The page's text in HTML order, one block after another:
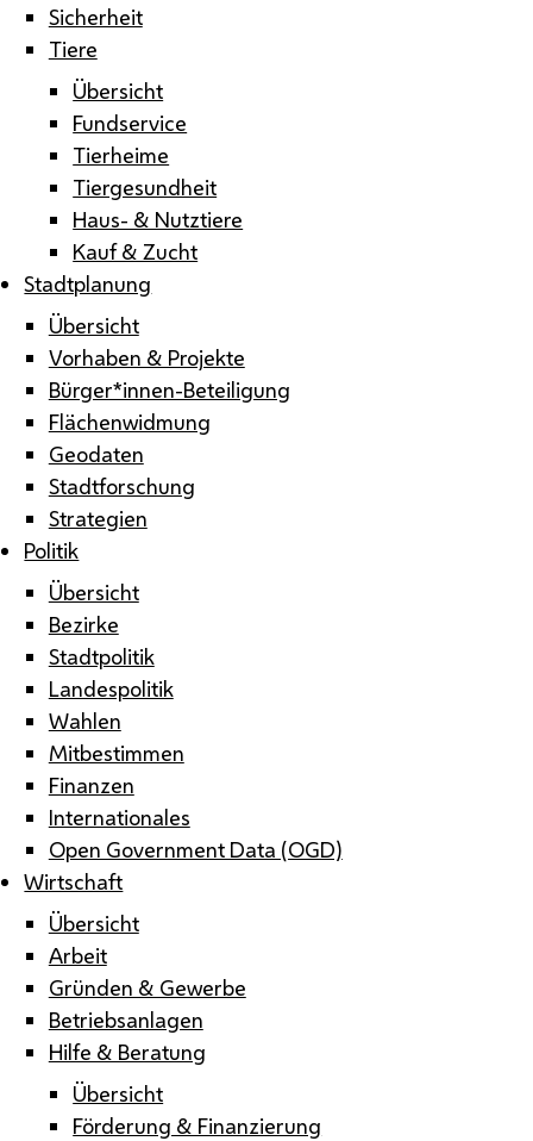
Sicherheit
Tiere
Übersicht
Fundservice
Tierheime
Tiergesundheit
Haus- & Nutztiere
Kauf & Zucht
Stadtplanung
Übersicht
Vorhaben & Projekte
Bürger*innen-Beteiligung
Flächenwidmung
Geodaten
Stadtforschung
Strategien
Politik
Übersicht
Bezirke
Stadtpolitik
Landespolitik
Wahlen
Mitbestimmen
Finanzen
Internationales
Open Government Data (OGD)
Wirtschaft
Übersicht
Arbeit
Gründen & Gewerbe
Betriebsanlagen
Hilfe & Beratung
Übersicht
Förderung & Finanzierung